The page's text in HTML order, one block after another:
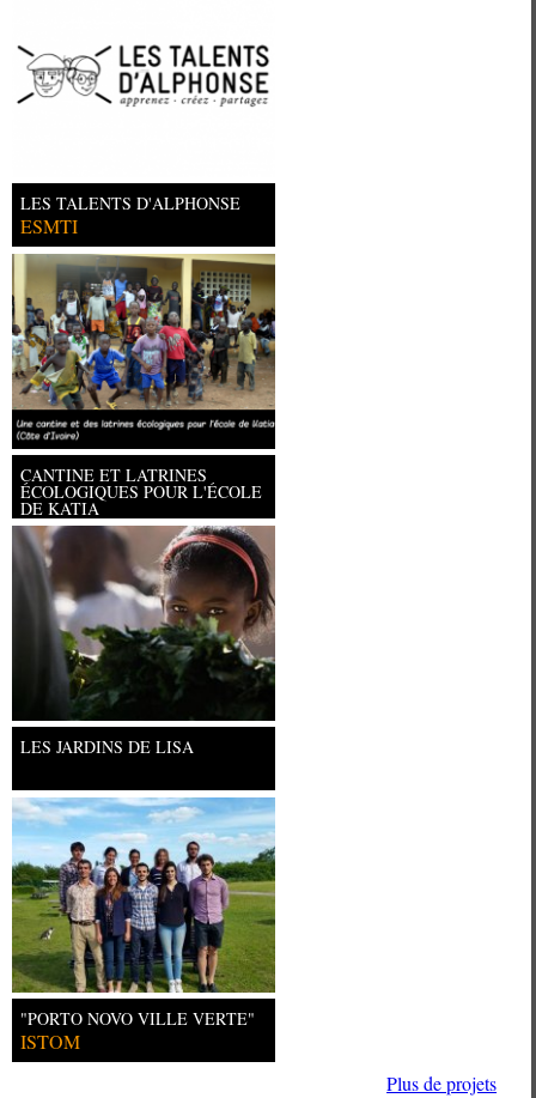
LES TALENTS D'ALPHONSE
ESMTI
CANTINE ET LATRINES
ÉCOLOGIQUES POUR L'ÉCOLE
DE KATIA
Université Paris Ouest Nanterre la
LES JARDINS DE LISA
"PORTO NOVO VILLE VERTE"
ISTOM
Plus de projets